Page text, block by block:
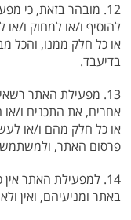
12. מובהר בזאת, כי
להוסיף ו/או למחוק ו/
או כל חלק ממנו, והכל
בדיעבד.
13. מפעילת האתר
אחרים, את התכנים ו/
או כל חלק מהם ו/או
פרסום האתר,
14. למפעילת האתר
באתר ומניעיהם, ואין